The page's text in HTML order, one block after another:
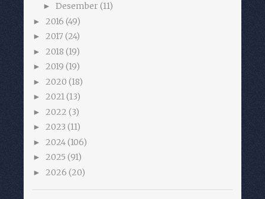
► Desember (11)
► 2016 (49)
► 2017 (24)
► 2018 (19)
► 2019 (19)
► 2020 (18)
► 2021(13)
► 2022 (3)
► 2023 (11)
► 2024(106)
► 2025 (91)
► 2026 (20)